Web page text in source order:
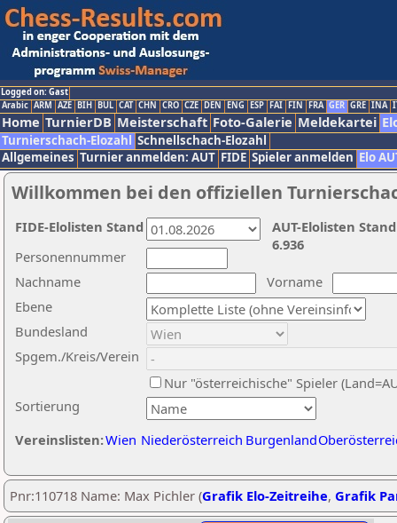
Logged on: Gast
Arabic ARM AZE BIH BUL CAT CHN CRO CZE DEN ENG ESP FAI FIN FRA GER GRE INA
Home TurnierDB Meisterschaft Foto-Galerie Meldekartei
Turnierschach-Elozahl Schnellschach-Elozahl
Allgemeines Turnier anmelden: AUT FIDE Spieler anmelden Elo
Willkommen bei den offiziellen
Nachname
Vorname
Ebene
Sortierung
Personennummer
Bundesland
Spgem./Kreis/Verein
Nur "österreichische" Spieler
Vereinslisten:Wien Niederösterreich Burgenland
AUT-Elolisten
6.936
FIDE-Elolisten Stand
Pnr:110718 Name: Max Pichler (Grafik Elo-Zeitreihe, Grafik